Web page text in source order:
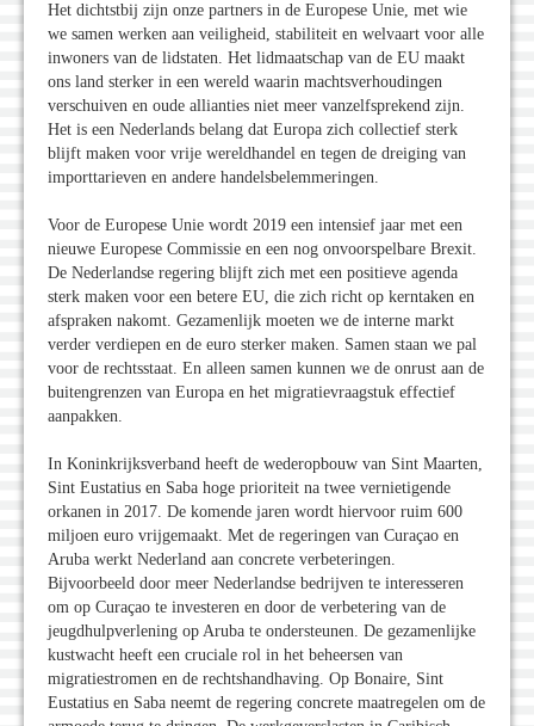
Het dichtstbij zijn onze partners in de Europese Unie, met wie
we samen werken aan veiligheid, stabiliteit en welvaart voor alle
inwoners van de lidstaten. Het lidmaatschap van de EU maakt
ons land sterker in een wereld waarin machtsverhoudingen
verschuiven en oude allianties niet meer vanzelfsprekend zijn.
Het is een Nederlands belang dat Europa zich collectief sterk
blijft maken voor vrije wereldhandel en tegen de dreiging van
importtarieven en andere handelsbelemmeringen.
Voor de Europese Unie wordt 2019 een intensief jaar met een
nieuwe Europese Commissie en een nog onvoorspelbare Brexit.
De Nederlandse regering blijft zich met een positieve agenda
sterk maken voor een betere EU, die zich richt op kerntaken en
afspraken nakomt. Gezamenlijk moeten we de interne markt
verder verdiepen en de euro sterker maken. Samen staan we pal
voor de rechtsstaat. En alleen samen kunnen we de onrust aan de
buitengrenzen van Europa en het migratievraagstuk effectief
aanpakken.
In Koninkrijksverband heeft de wederopbouw van Sint Maarten,
Sint Eustatius en Saba hoge prioriteit na twee vernietigende
orkanen in 2017. De komende jaren wordt hiervoor ruim 600
miljoen euro vrijgemaakt. Met de regeringen van Curaçao en
Aruba werkt Nederland aan concrete verbeteringen.
Bijvoorbeeld door meer Nederlandse bedrijven te interesseren
om op Curaçao te investeren en door de verbetering van de
jeugdhulpverlening op Aruba te ondersteunen. De gezamenlijke
kustwacht heeft een cruciale rol in het beheersen van
migratiestromen en de rechtshandhaving. Op Bonaire, Sint
Eustatius en Saba neemt de regering concrete maatregelen om de